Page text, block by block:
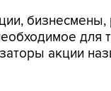
для
акции